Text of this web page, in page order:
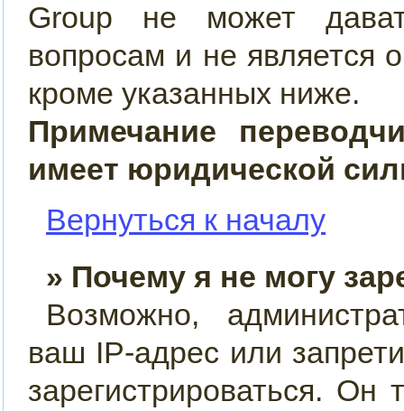
Group не может
вопросам и не является
кроме указанных ниже.
Примечание
имеет юридической
Вернуться к началу
» Почему я не могу
Возможно,
ваш IP-адрес или
зарегистрироваться. Он